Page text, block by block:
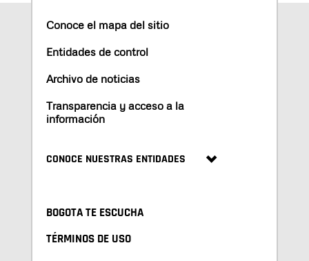
Conoce el mapa del sitio
Entidades de control
Archivo de noticias
Transparencia y acceso a la
información
CONOCE NUESTRAS ENTIDADES
BOGOTA TE ESCUCHA
TÉRMINOS DE USO